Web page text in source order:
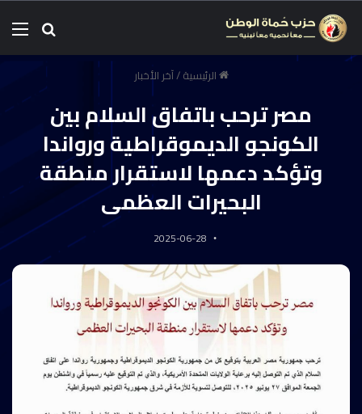
الرئيسية/آخر الأخبار
مصر ترحب باتفاق السلام بين
الكونجو الديموقراطية ورواندا
وتؤكد دعمها لاستقرار منطقة
البحيرات العظمى
2025-06-28